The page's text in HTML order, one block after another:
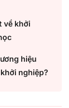
về khởi
hiệu
nghiệp?